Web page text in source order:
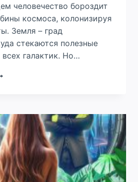
человечество бороздит
космоса, колонизируя
Земля – град
стекаются полезные
галактик. Но…